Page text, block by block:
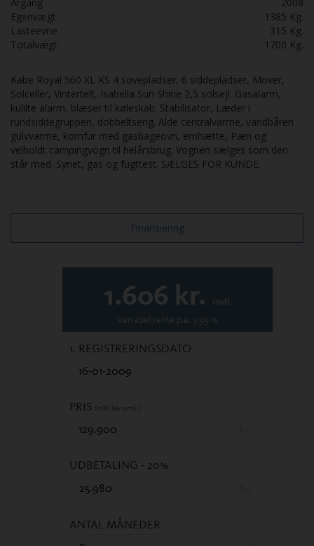
Egenvægt
1385 Kg.
Lasteevne
315 Kg.
Totalvægt
1700 Kg.
Kabe Royal 560 XL KS 4 sovepladser, 6 siddepladser, Mover,
Solceller, Vintertelt, Isabella Sun Shine 2,5 solsejl. Gasalarm,
kulilte alarm, blæser til køleskab. Stabilisator, Læder i
rundsiddegruppen, dobbeltseng. Alde centralvarme, vandbåren
gulvvarme, komfur med gasbageovn, emhætte, Pæn og
velholdt campingvogn til helårsbrug. Vognen sælges som den
står med. Synet, gas og fugttest. SÆLGES FOR KUNDE.
Finansiering
1.606 kr. /mdl.
Variabel rente p.a. 3.99 %
1. REGISTRERINGSDATO
PRIS (Inkl. lev. omk.)
UDBETALING - 20%
ANTAL MÅNEDER